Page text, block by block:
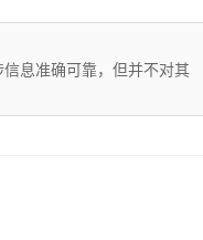
息准确可靠，但并不对其